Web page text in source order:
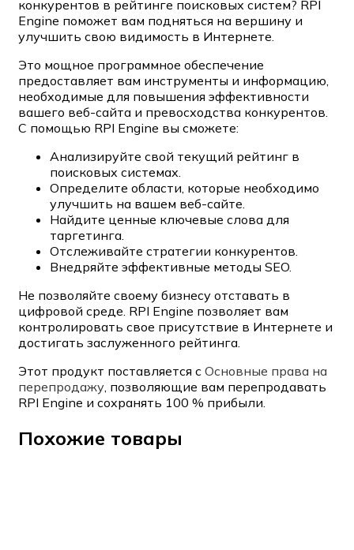
конкурентов в рейтинге поисковых систем? RPI
Engine поможет вам подняться на вершину и
улучшить свою видимость в Интернете.
Это мощное программное обеспечение
предоставляет вам инструменты и информацию,
необходимые для повышения эффективности
вашего веб-сайта и превосходства конкурентов.
С помощью RPI Engine вы сможете:
Анализируйте свой текущий рейтинг в
поисковых системах.
Определите области, которые необходимо
улучшить на вашем веб-сайте.
Найдите ценные ключевые слова для
таргетинга.
Отслеживайте стратегии конкурентов.
Внедряйте эффективные методы SEO.
Не позволяйте своему бизнесу отставать в
цифровой среде. RPI Engine позволяет вам
контролировать свое присутствие в Интернете и
достигать заслуженного рейтинга.
Этот продукт поставляется с Основные права на
перепродажу , позволяющие вам перепродавать
RPI Engine и сохранять 100 % прибыли.
Похожие товары